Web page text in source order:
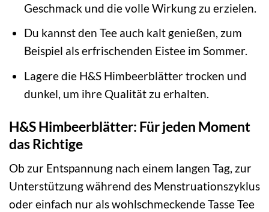
Geschmack und die volle Wirkung zu erzielen.
Du kannst den Tee auch kalt genießen, zum
Beispiel als erfrischenden Eistee im Sommer.
Lagere die H&S Himbeerblätter trocken und
dunkel, um ihre Qualität zu erhalten.
H&S Himbeerblätter: Für jeden Moment
das Richtige
Ob zur Entspannung nach einem langen Tag, zur
Unterstützung während des Menstruationszyklus
oder einfach nur als wohlschmeckende Tasse Tee